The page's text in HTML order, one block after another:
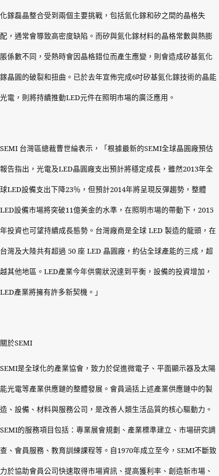
化鎵磊晶整合受到兩個主要挑戰，包括氮化鎵和矽之間的晶格失
配，通常會導致高密度缺陷。而矽與氮化鎵材料的晶格常數與熱膨
脹係數不同，受熱時會因晶格錯位而產生應變，則會造成矽基氮化
鎵晶圓的破裂和扭曲。已於去年宣佈完成6吋矽基氮化鎵技術的晶能
光電，則將持續推動LED元件在照明市場的廣泛應用。
SEMI 台灣區總裁曹世綸表示，「根據最新的SEMI全球晶圓廠預估
報告指出，光電及LED晶圓廠支出預計將穩定成長，雖然2013年全
球LED設備支出下降23％，但預計2014年將呈現反彈趨勢，整體
LED設備市場將突破11億美金的水準，在照明市場的帶動下， 2015
年投資也可望持續成長態勢。台灣廠商是全球 LED 製造的龍頭，在
台灣及大陸共有超過 50 座 LED 晶圓廠，約佔全球產能的三成，超
越其他地區。 LED產業今年供需狀況達到平衡，設備的投資增加，
LED產業將擁有許多新契機。」
關於SEMI
SEMI是全球化的產業協會，致力於促進微電子、平面顯示器及太陽
能光電等產業供應鏈的整體發展。會員涵括上述產業供應鏈中的製
造、設備、材料與服務公司，是改善人類生活品質的核心驅動力。
SEMI的服務項目包括：專業展會規劃、產業標準建立、市場研究調
查、會員服務、教育訓練課程等。自1970年成立至今， SEMI不斷致
力於協助會員公司快速取得市場資訊、提高獲利率、創造新市場、